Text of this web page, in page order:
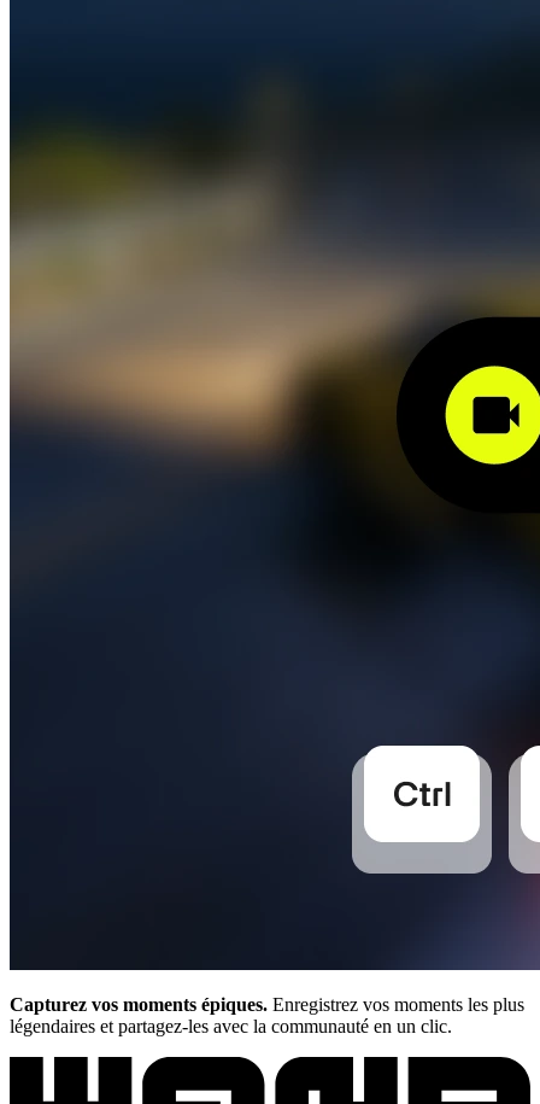
Capturez vos moments épiques. Enregistrez vos moments les plus
légendaires et partagez-les avec la communauté en un clic.